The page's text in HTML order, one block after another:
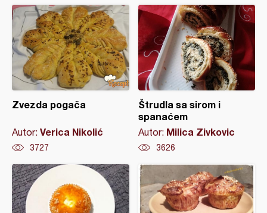
Zvezda pogača
Autor: Verica Nikolić
3727
Štrudla sa sirom i
spanaćem
Autor: Milica Zivkovic
3626